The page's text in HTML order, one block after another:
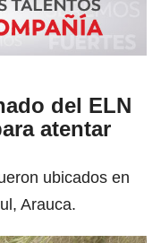
del ELN
atentar
ubicados en
Arauca.